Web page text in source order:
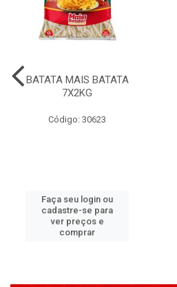
BATATA MAIS BATATA
7X2KG
Código: 30623
Faça seu login ou
cadastre-se para
ver preços e
comprar